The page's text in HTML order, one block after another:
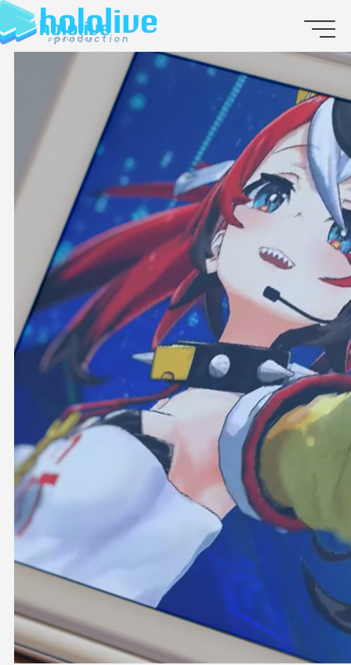
EN
JP
ABOUT
TALENT
NEWS
AUDITION
COLLABORATION
SUPPORT ADVERTISING
OFFICIAL SHOP
HOLODULE
会社概要
プライバシーポリシー
未成年の方々へのお願い
二次創作ガイドライン
よくある質問
サポーターガイドライン